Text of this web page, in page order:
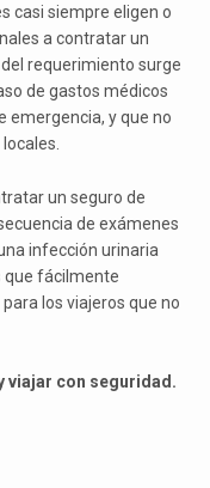
casi siempre eligen o
a contratar un
requerimiento surge
de gastos médicos
emergencia, y que no
un seguro de
de exámenes
infección urinaria
que fácilmente
los viajeros que no
viajar con seguridad.